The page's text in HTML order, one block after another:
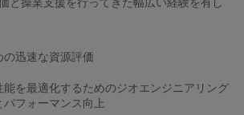
迅速な資源評価
を最適化するためのジオエンジニアリング
フォーマンス向上